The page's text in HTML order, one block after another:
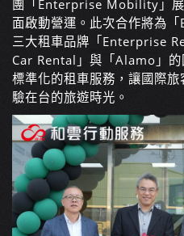
團「Enterprise Mobility」
面啟動營運。此次合作將為
三大租車品牌「Enterprise
Car Rental」與「Alamo」
標準化的租車服務，讓國際
驗在台的旅遊時光。